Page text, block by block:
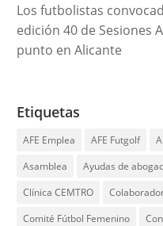
Los futbolistas
edición 40 de Sesiones
punto en Alicante
Etiquetas
AFE Emplea AFE Futgolf
Asamblea
Ayudas de
Clínica CEMTRO
Comité Fútbol Femenino